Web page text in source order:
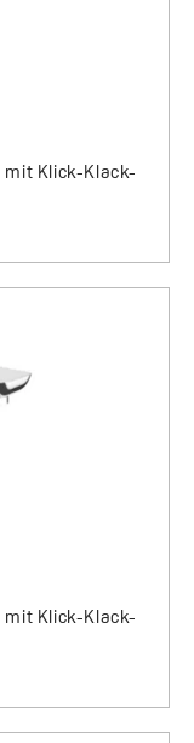
mit Klick-Klack-
mit Klick-Klack-